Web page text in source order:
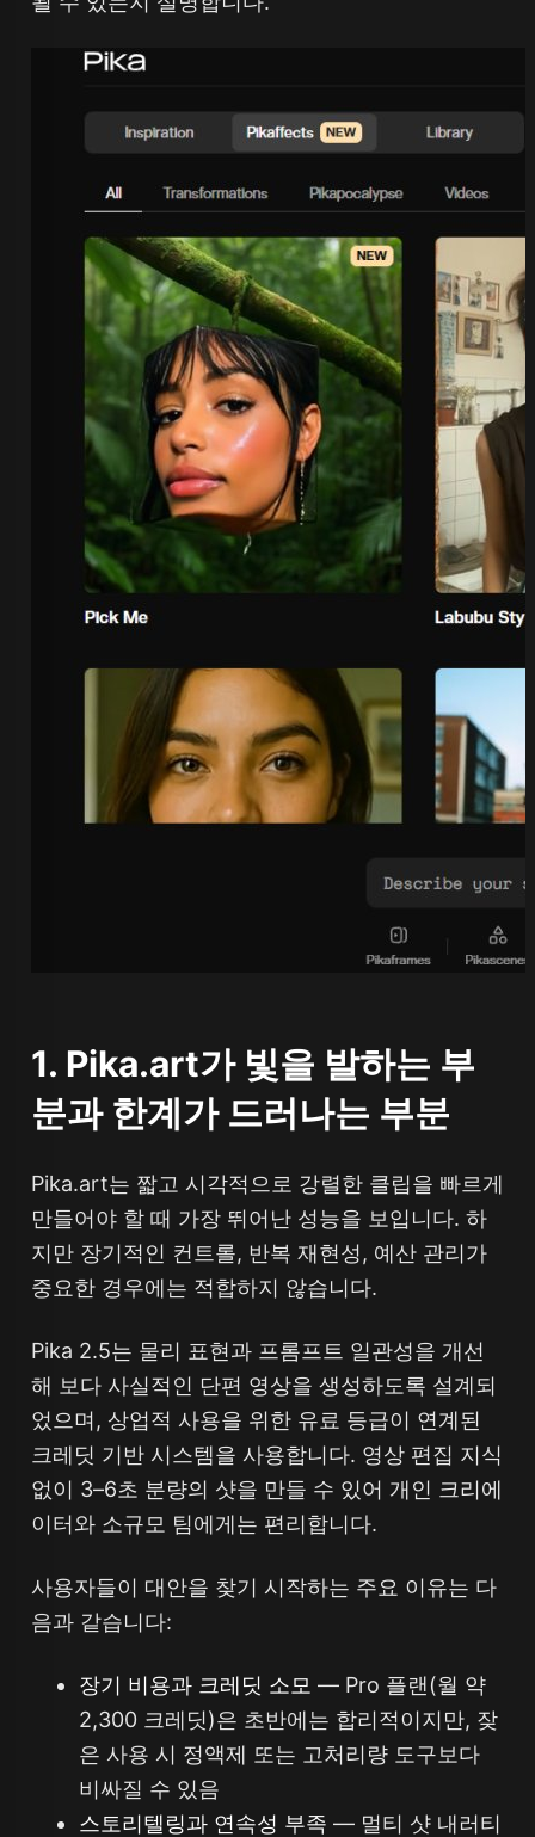
1. Pika.art가 빛을 발하는 부
분과 한계가 드러나는 부분
Pika.art는 짧고 시각적으로 강렬한 클립을 빠르게
만들어야 할 때 가장 뛰어난 성능을 보입니다. 하
지만 장기적인 컨트롤, 반복 재현성, 예산 관리가
중요한 경우에는 적합하지 않습니다.
Pika 2.5는 물리 표현과 프롬프트 일관성을 개선
해 보다 사실적인 단편 영상을 생성하도록 설계되
었으며, 상업적 사용을 위한 유료 등급이 연계된
크레딧 기반 시스템을 사용합니다. 영상 편집 지식
없이 3–6초 분량의 샷을 만들 수 있어 개인 크리에
이터와 소규모 팀에게는 편리합니다.
사용자들이 대안을 찾기 시작하는 주요 이유는 다
음과 같습니다:
장기 비용과 크레딧 소모 — Pro 플랜(월 약
2,300 크레딧)은 초반에는 합리적이지만, 잦
은 사용 시 정액제 또는 고처리량 도구보다
비싸질 수 있음
스토리텔링과 연속성 부족 — 멀티 샷 내러티